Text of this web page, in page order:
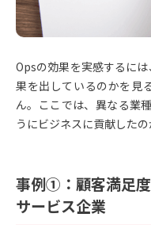
Opsの効果を実感するに
果を出しているのかを見
ん。ここでは、異なる業
うにビジネスに貢献したの
事例①：顧客満足
サービス企業